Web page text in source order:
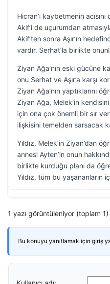
Hicran’ı kaybetmenin
Akif’i de uçurumdan
Akif’ten sonra Aşır’ın
vardır. Serhat’la birlikte
Ziyan Ağa’nın eski gücüne
onu Serhat ve Aşır’a karşı
Ziyan Ağa’nın yaptıklarını
Ziyan Ağa, Melek’in
için ona çok önemli bir sır
ilişkisini temelden sarsacak
Yıldız, Melek’in Ziyan’dan
annesi Ayten’in onun
birlikte kurduğu planı da
Yıldız, tüm bu yaşananların
1 yazı görüntüleniyor (toplam 1)
Bu konuyu yanıtlamak için giriş